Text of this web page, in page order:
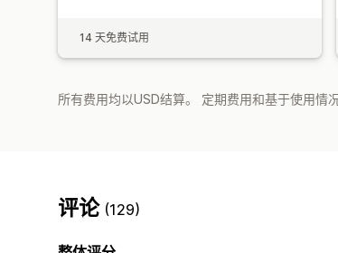
14 天免费试用
所有费用均以USD结算。 定期费用和基于使用情
评论 (129)